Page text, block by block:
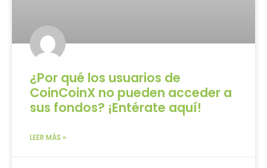
¿Por qué los usuarios de
CoinCoinX no pueden acceder a
sus fondos? ¡Entérate aquí!
LEER MÁS »